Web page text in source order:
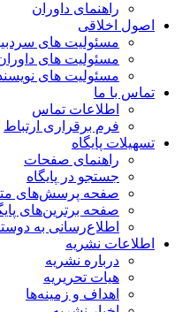
راهنمای داوران
اصول اخلاقی
مسئولیت های
مسئولیت های
مسئولیت های
تماس با ما
اطلاعات تماس
فرم برقراری ارتباط
تسهیلات پایگاه
راهنمای صفحات
جستجو در پایگاه
صفحه پرسش‌های
صفحه برترین‌های
اطلاع‌رسانی به
اطلاعات نشریه
درباره نشریه
هیات تحریریه
اهداف و زمینه‌ها